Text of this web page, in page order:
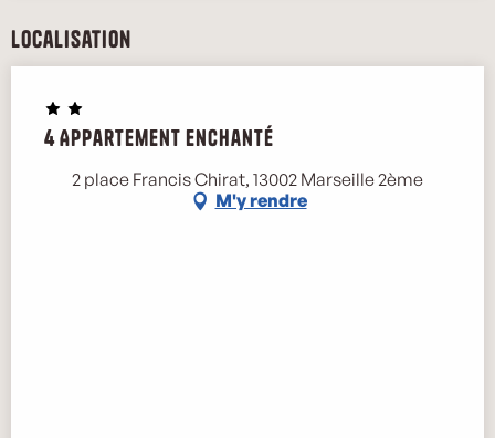
Localisation
4 Appartement Enchanté
2 place Francis Chirat, 13002 Marseille 2ème
M'y rendre